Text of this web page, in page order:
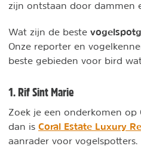
zijn ontstaan door dammen
Wat zijn de beste
Onze reporter en
beste gebieden voor bird
1. Rif Sint Marie
Zoek je een onderkomen op
dan is Coral Estate Luxury
aanrader voor vogelspotters.